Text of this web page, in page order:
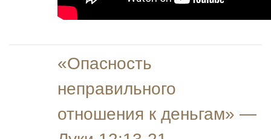
«Опасность
неправильного
отношения к деньгам» —